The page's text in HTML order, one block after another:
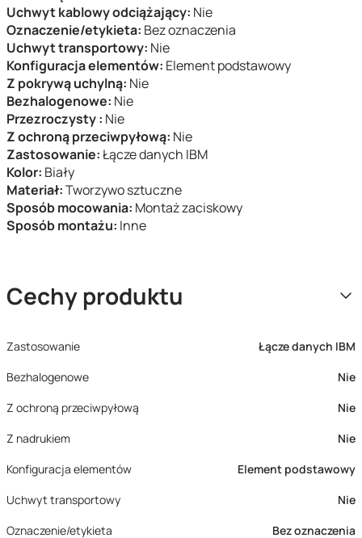
Uchwyt kablowy odciążający: Nie
Oznaczenie/etykieta: Bez oznaczenia
Uchwyt transportowy: Nie
Konfiguracja elementów: Element podstawowy
Z pokrywą uchylną: Nie
Bezhalogenowe: Nie
Przezroczysty : Nie
Z ochroną przeciwpyłową: Nie
Zastosowanie:Łącze danych IBM
Kolor: Biały
Materiał:Tworzywo sztuczne
Sposób mocowania: Montaż zaciskowy
Sposób montażu: Inne
Cechy produktu
Zastosowanie
Łącze danych IBM
Bezhalogenowe
Nie
Z ochroną przeciwpyłową
Nie
Z nadrukiem
Nie
Konfiguracja elementów
Element podstawowy
Uchwyt transportowy
Nie
Oznaczenie/etykieta
Bez oznaczenia